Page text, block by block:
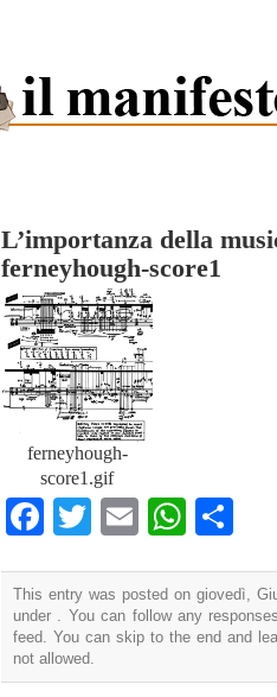
L’importanza della
ferneyhough-score1
ferneyhough-
score1.gif
Facebook
TwitterEmail
This entry was posted on giovedì,
under . You can follow any
feed. You can skip to the end and
not allowed.